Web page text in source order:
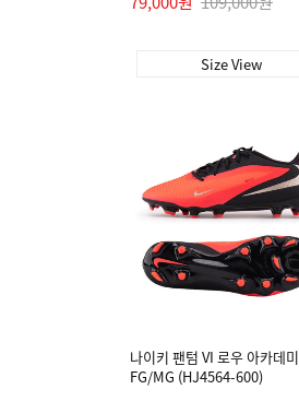
Size View
나이키 팬텀 VI 로우 아카데미
FG/MG (HJ4564-600)